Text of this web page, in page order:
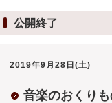
公開終了
2019年9月28日(土)
音楽のおくり